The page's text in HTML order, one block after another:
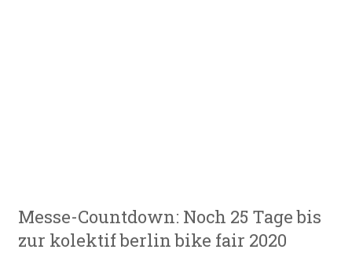
Veranstaltungen
Messe-Countdown: Noch 25 Tage bis
zur kolektif berlin bike fair 2020